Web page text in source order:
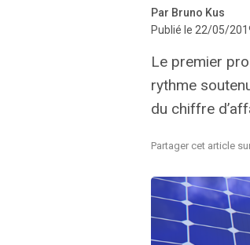
Par Bruno Kus
Publié le 22/05/
Le premier
rythme
du chiffre
Partager cet article